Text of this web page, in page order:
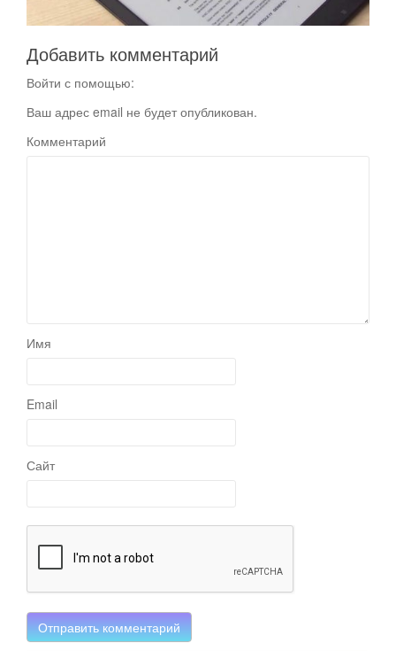
Добавить комментарий
Войти с помощью:
Ваш адрес email не будет опубликован.
Комментарий
Имя
Email
Сайт